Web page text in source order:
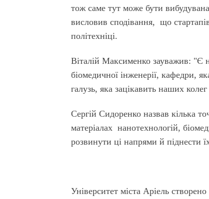
тож саме тут може бути
висловив сподівання, що
політехніці.
Віталій Максименко зауважив: "Є
біомедичної інженерії, кафедри,
галузь, яка зацікавить наших колег
Сергій Сидоренко назвав кілька
матеріалах нанотехнологій,
розвинути ці напрями й піднести
Університет міста Аріель